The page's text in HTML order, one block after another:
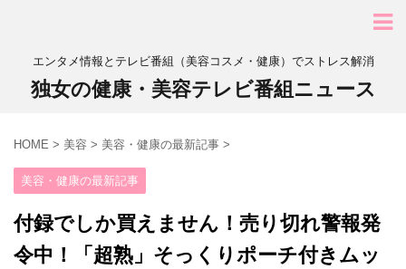
エンタメ情報とテレビ番組（美容コスメ・健康）でストレス解消
独女の健康・美容テレビ番組ニュース
HOME > 美容 > 美容・健康の最新記事 >
美容・健康の最新記事
付録でしか買えません！売り切れ警報発
令中！「超熟」そっくりポーチ付きムッ